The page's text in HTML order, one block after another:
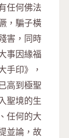
任何佛法
，騙子橫
害，同時
事因緣福
手印》，
高到極聖
聖境的生
任何的大
並論，故